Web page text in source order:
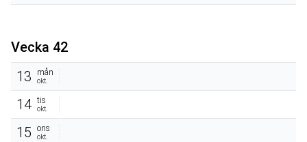
Vecka 42
13
mån
okt.
14 tis
okt.
15 ons
okt.